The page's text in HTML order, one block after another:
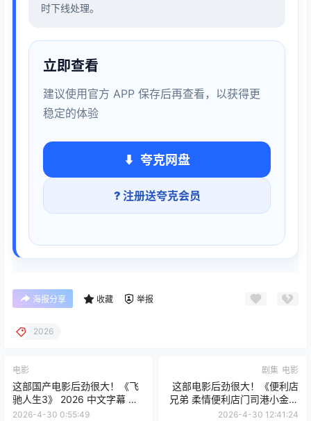
时下线处理。
立即查看
建议使用官方 APP 保存后再查看，以获得更
稳定的体验
夸克网盘
? 注册送夸克会员
海报分享 收藏 举报
2026
电影
这部国产电影后劲很大！《飞
驰人生3》 2026 中文字幕 夸
克网盘 未删减 限时转存
2026-4-30 0:55:49
剧集 电影
这部电影后劲很大！《便利店
兄弟 柔情便利店门司港小金村
门市》 2026 中文字幕 夸克网
2026-4-30 12:41:24